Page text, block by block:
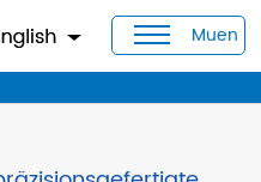
Muen
präzisionsgefertigte